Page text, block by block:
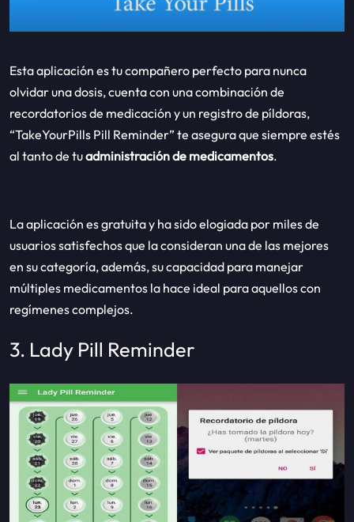
Esta aplicación es tu compañero perfecto para nunca
olvidar una dosis, cuenta con una combinación de
recordatorios de medicación y un registro de píldoras,
“TakeYourPills Pill Reminder” te asegura que siempre estés
al tanto de tuadministración de medicamentos.
La aplicación es gratuita y ha sido elogiada por miles de
usuarios satisfechos que la consideran una de las mejores
en su categoría, además, su capacidad para manejar
múltiples medicamentos la hace ideal para aquellos con
regímenes complejos.
3. Lady Pill Reminder